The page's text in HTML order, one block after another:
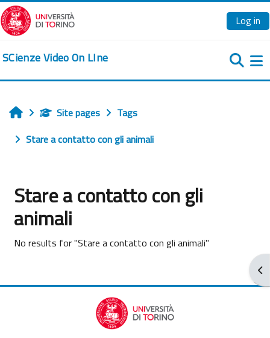
Skip to main content
Log in
SCienze Video On LIne
HomeSite pages
Tags
Stare a contatto con gli animali
Stare a contatto con gli
animali
No results for "Stare a contatto con gli animali"